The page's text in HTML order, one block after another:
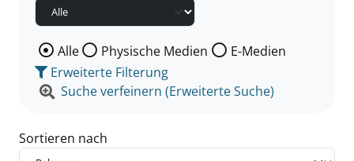
Wählen Sie die Medienart nach der Sie suchen wollen.
Alle Physische Medien
E-Medien
Erweiterte Filterung
Suche verfeinern (Erweiterte Suche)
Sortieren nach